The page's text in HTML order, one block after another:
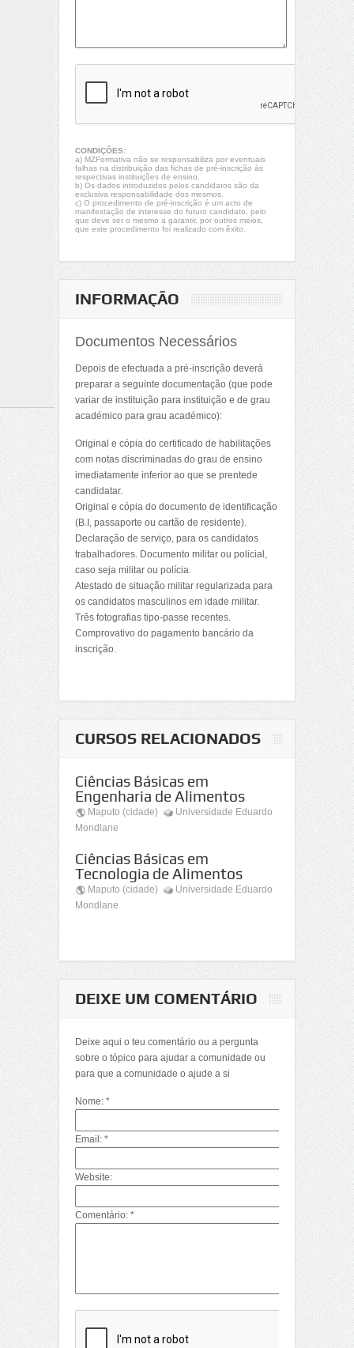
CONDIÇÕES:
a) MZFormativa não se responsabiliza por eventuais
falhas na distribuição das fichas de pré-inscrição às
respectivas instituições de ensino.
b) Os dados introduzidos pelos candidatos são da
exclusiva responsabilidade dos mesmos.
c) O procedimento de pré-inscrição é um acto de
manifestação de interesse do futuro candidato, pelo
que deve ser o mesmo a garantir, por outros meios,
que este procedimento foi realizado com êxito.
INFORMAÇÃO
Documentos Necessários
Depois de efectuada a pré-inscrição deverá
preparar a seguinte documentação (que pode
variar de instituição para instituição e de grau
académico para grau académico):
Original e cópia do certificado de habilitações
com notas discriminadas do grau de ensino
imediatamente inferior ao que se prentede
candidatar.
Original e cópia do documento de identificação
(B.I, passaporte ou cartão de residente).
Declaração de serviço, para os candidatos
trabalhadores. Documento militar ou policial,
caso seja militar ou polícia.
Atestado de situação militar regularizada para
os candidatos masculinos em idade militar.
Três fotografias tipo-passe recentes.
Comprovativo do pagamento bancário da
inscrição.
CURSOS RELACIONADOS
Ciências Básicas em
Engenharia de Alimentos
Maputo (cidade)
Universidade Eduardo
Mondlane
Ciências Básicas em
Tecnologia de Alimentos
Maputo (cidade)
Universidade Eduardo
Mondlane
DEIXE UM COMENTÁRIO
Deixe aqui o teu comentário ou a pergunta
sobre o tópico para ajudar a comunidade ou
para que a comunidade o ajude a si
Nome: *
Email: *
Website:
Comentário: *